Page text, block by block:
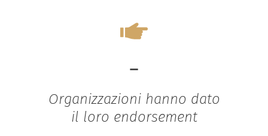
-
Organizzazioni hanno dato
il loro endorsement